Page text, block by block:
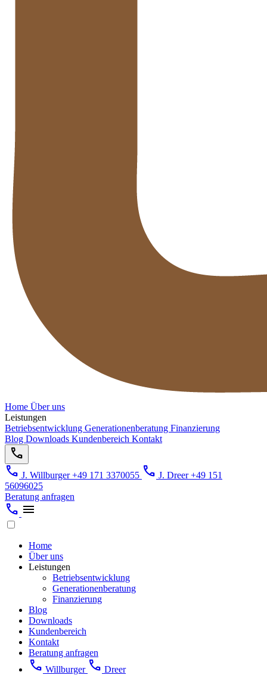
Home Über uns
Leistungen
Betriebsentwicklung Generationenberatung Finanzierung
Blog Downloads Kundenbereich Kontakt
call
call J. Willburger+49 171 3370055 call J. Dreer+49 151
56096025
Beratung anfragen
call menu
Home
Über uns
Leistungen
Betriebsentwicklung
Generationenberatung
Finanzierung
Blog
Downloads
Kundenbereich
Kontakt
Beratung anfragen
call Willburger call Dreer